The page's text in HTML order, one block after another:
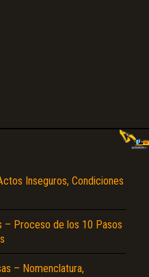
Inseguros, Condiciones
– Proceso de los 10 Pasos
– Nomenclatura,